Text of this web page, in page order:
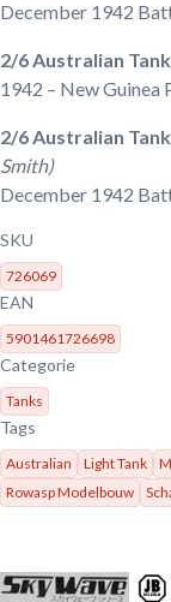
December 1942
2/6 Australian
1942 – New Guinea
2/6 Australian
Smith)
December 1942
SKU
726069
EAN
5901461726698
Categorie
Tanks
Tags
Australian Light Tank
Rowasp Modelbouw